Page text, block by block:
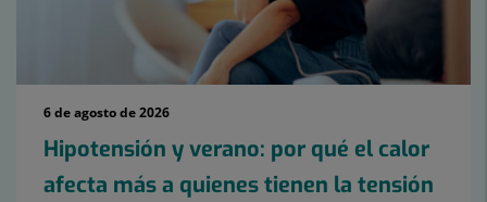
6 de agosto de 2026
Hipotensión y verano: por qué el calor
afecta más a quienes tienen la tensión